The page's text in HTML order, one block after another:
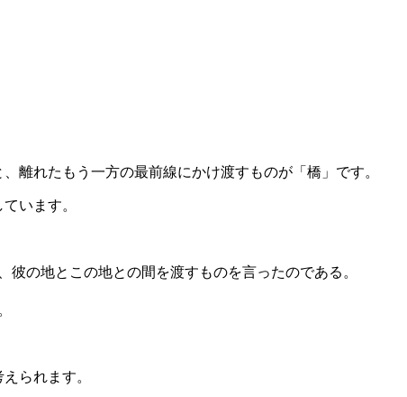
離れたもう一方の最前線にかけ渡すものが「橋」です。
います。
の地とこの地との間を渡すものを言ったのである。
られます。